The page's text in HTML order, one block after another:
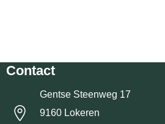
Contact
Gentse Steenweg 17
9160 Lokeren